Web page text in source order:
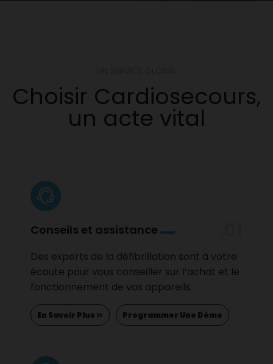
Choisir Cardiosecours,
un acte vital
Conseils et assistance
Des experts de la défibrillation sont à votre
écoute pour vous conseiller sur l’achat et le
fonctionnement de vos appareils.
En Savoir Plus Programmer Une Démo